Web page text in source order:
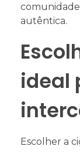
autêntica.
ideal
Escolher a